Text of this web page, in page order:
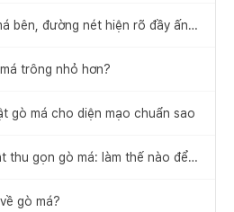
bên, đường nét hiện rõ đầy ấn
trông nhỏ hơn?
gò má cho diện mạo chuẩn sao
thu gọn gò má: làm thế nào để
gò má?